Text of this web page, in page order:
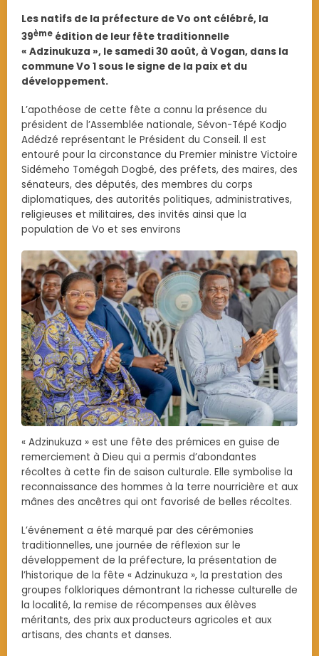
Les natifs de la préfecture de Vo ont célébré, la
39ème édition de leur fête traditionnelle
« Adzinukuza », le samedi 30 août, à Vogan, dans la
commune Vo 1 sous le signe de la paix et du
développement.
L’apothéose de cette fête a connu la présence du
président de l’Assemblée nationale, Sévon-Tépé Kodjo
Adédzé représentant le Président du Conseil. Il est
entouré pour la circonstance du Premier ministre Victoire
Sidémeho Tomégah Dogbé, des préfets, des maires, des
sénateurs, des députés, des membres du corps
diplomatiques, des autorités politiques, administratives,
religieuses et militaires, des invités ainsi que la
population de Vo et ses environs
« Adzinukuza » est une fête des prémices en guise de
remerciement à Dieu qui a permis d’abondantes
récoltes à cette fin de saison culturale. Elle symbolise la
reconnaissance des hommes à la terre nourricière et aux
mânes des ancêtres qui ont favorisé de belles récoltes.
L’événement a été marqué par des cérémonies
traditionnelles, une journée de réflexion sur le
développement de la préfecture, la présentation de
l’historique de la fête « Adzinukuza », la prestation des
groupes folkloriques démontrant la richesse culturelle de
la localité, la remise de récompenses aux élèves
méritants, des prix aux producteurs agricoles et aux
artisans, des chants et danses.